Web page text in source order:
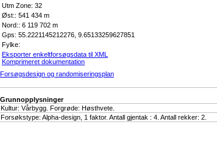
Utm Zone: 32
Øst:: 541 434 m
Nord:: 6 119 702 m
Gps: 55.2221145212276, 9.65133259627851
Fylke:
Eksporter enkeltforsøgsdata til XML
Komprimeret dokumentation
Forsøgsdesign og randomiseringsplan
Grunnopplysninger
Kultur: Vårbygg. Forgrøde: Høsthvete.
Forsøkstype: Alpha-design, 1 faktor. Antall gjentak : 4. Antall rekker: 2.